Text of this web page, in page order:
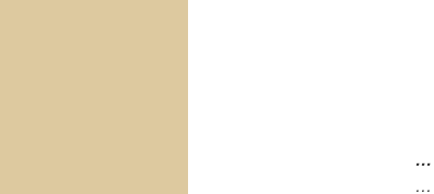
…
…